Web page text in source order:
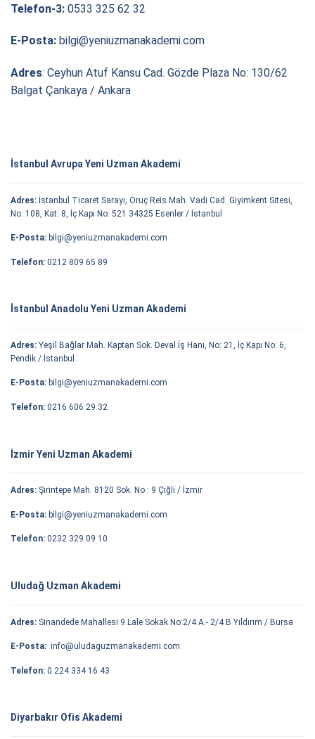
Telefon-3: 0533 325 62 32
E-Posta: bilgi@yeniuzmanakademi.com
Adres: Ceyhun Atuf Kansu Cad. Gözde Plaza No: 130/62
Balgat Çankaya / Ankara
İstanbul Avrupa Yeni Uzman Akademi
Adres: İstanbul Ticaret Sarayı, Oruç Reis Mah. Vadi Cad. Giyimkent Sitesi,
No: 108, Kat: 8, İç Kapı No: 521 34325 Esenler / İstanbul
E-Posta: bilgi@yeniuzmanakademi.com
Telefon: 0212 809 65 89
İstanbul Anadolu Yeni Uzman Akademi
Adres: Yeşil Bağlar Mah. Kaptan Sok. Deval İş Hanı, No: 21, İç Kapı No: 6,
Pendik / İstanbul
E-Posta: bilgi@yeniuzmanakademi.com
Telefon: 0216 606 29 32
İzmir Yeni Uzman Akademi
Adres: Şirintepe Mah. 8120 Sok. No : 9 Çiğli / İzmir
E-Posta: bilgi@yeniuzmanakademi.com
Telefon: 0232 329 09 10
Uludağ Uzman Akademi
Adres: Sinandede Mahallesi 9.Lale Sokak No:2/4 A.- 2/4 B Yıldırım / Bursa
E-Posta: info@uludaguzmanakademi.com
Telefon: 0 224 334 16 43
Diyarbakır Ofis Akademi